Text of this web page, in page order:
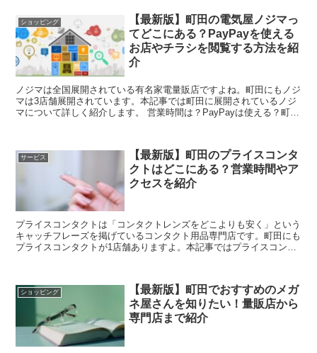
ショッピング
【最新版】町田の電気屋ノジマっ
てどこにある？PayPayを使える
お店やチラシを閲覧する方法を紹
介
ノジマは全国展開されている有名家電量販店ですよね。町田にもノジ
マは3店舗展開されています。本記事では町田に展開されているノジ
マについて詳しく紹介します。 営業時間は？PayPayは使える？町田
サービス
【最新版】町田のプライスコンタ
クトはどこにある？営業時間やア
クセスを紹介
プライスコンタクトは「コンタクトレンズをどこよりも安く」という
キャッチフレーズを掲げているコンタクト用品専門店です。町田にも
プライスコンタクトが1店舗ありますよ。本記事ではプライスコンタ
ショッピング
【最新版】町田でおすすめのメガ
ネ屋さんを知りたい！量販店から
専門店まで紹介